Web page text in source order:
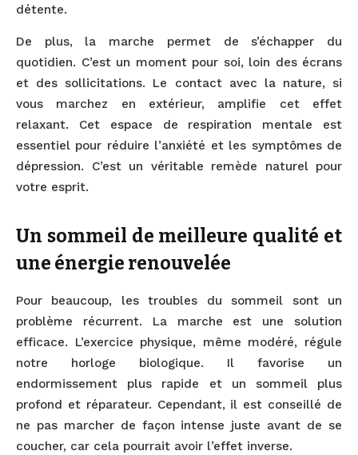
détente.
De plus, la marche permet de s’échapper du
quotidien. C’est un moment pour soi, loin des écrans
et des sollicitations. Le contact avec la nature, si
vous marchez en extérieur, amplifie cet effet
relaxant. Cet espace de respiration mentale est
essentiel pour réduire l’anxiété et les symptômes de
dépression. C’est un véritable remède naturel pour
votre esprit.
Un sommeil de meilleure qualité et
une énergie renouvelée
Pour beaucoup, les troubles du sommeil sont un
problème récurrent. La marche est une solution
efficace. L’exercice physique, même modéré, régule
notre horloge biologique. Il favorise un
endormissement plus rapide et un sommeil plus
profond et réparateur. Cependant, il est conseillé de
ne pas marcher de façon intense juste avant de se
coucher, car cela pourrait avoir l’effet inverse.